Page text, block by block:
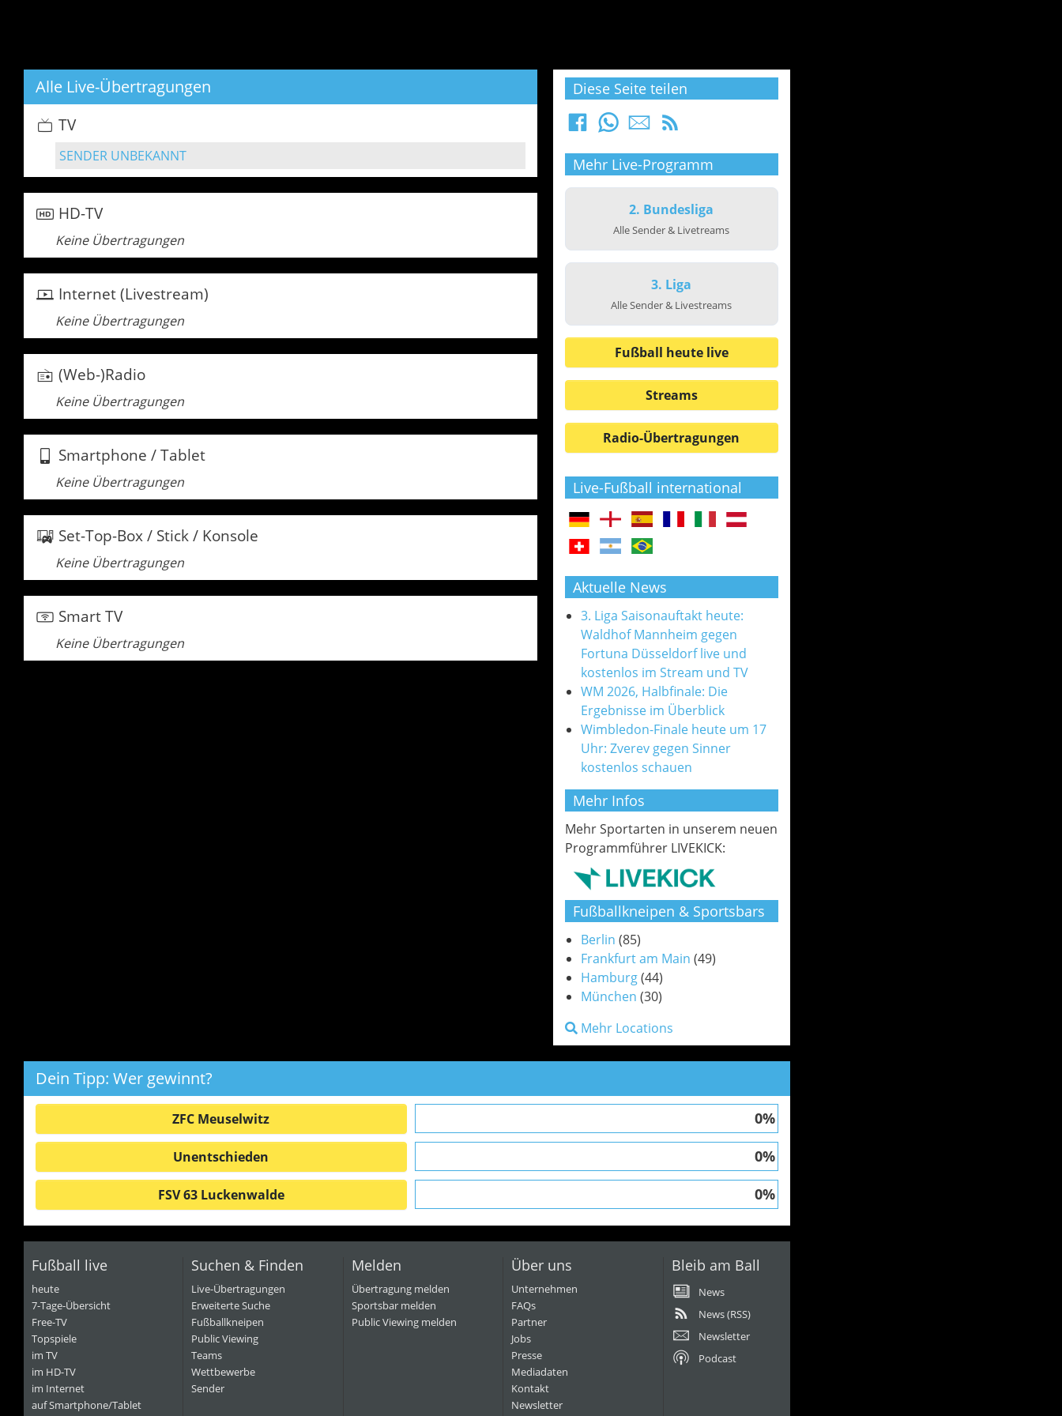
Alle Live-Übertragungen
TV
SENDER UNBEKANNT
HD-TV
Keine Übertragungen
Internet (Livestream)
Keine Übertragungen
(Web-)Radio
Keine Übertragungen
Smartphone / Tablet
Keine Übertragungen
Set-Top-Box / Stick / Konsole
Keine Übertragungen
Smart TV
Keine Übertragungen
Diese Seite teilen
Mehr Live-Programm
2. Bundesliga
Alle Sender & Livetreams
3. Liga
Alle Sender & Livestreams
Fußball heute live
Streams
Radio-Übertragungen
Live-Fußball international
Aktuelle News
3. Liga Saisonauftakt heute:
Waldhof Mannheim gegen
Fortuna Düsseldorf live und
kostenlos im Stream und TV
WM 2026, Halbfinale: Die
Ergebnisse im Überblick
Wimbledon-Finale heute um 17
Uhr: Zverev gegen Sinner
kostenlos schauen
Mehr Infos
Mehr Sportarten in unserem neuen
Programmführer LIVEKICK:
Fußballkneipen & Sportsbars
Berlin (85)
Frankfurt am Main (49)
Hamburg(44)
München (30)
Mehr Locations
Dein Tipp: Wer gewinnt?
ZFC Meuselwitz 0%
Unentschieden 0%
FSV 63 Luckenwalde 0%
Fußball live
heute
7-Tage-Übersicht
Free-TV
Topspiele
im TV
im HD-TV
im Internet
auf Smartphone/Tablet
Suchen & Finden
Live-Übertragungen
Erweiterte Suche
Fußballkneipen
Public Viewing
Teams
Wettbewerbe
Sender
Melden
Übertragung melden
Sportsbar melden
Public Viewing melden
Über uns
Unternehmen
FAQs
Partner
Jobs
Presse
Mediadaten
Kontakt
Newsletter
Bleib am Ball
News
News (RSS)
Newsletter
Podcast